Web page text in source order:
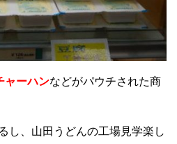
ャーハンなどがパウチされた商
し、山田うどんの工場見学楽し